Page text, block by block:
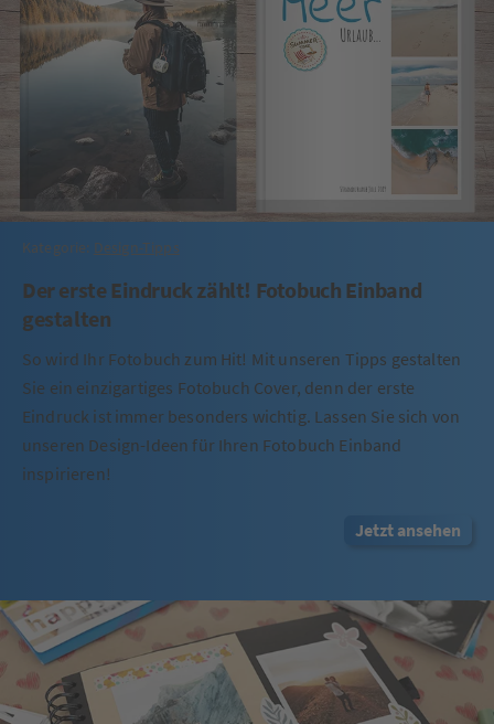
Kategorie: Design-Tipps
Der erste Eindruck zählt! Fotobuch Einband
gestalten
So wird Ihr Fotobuch zum Hit! Mit unseren Tipps gestalten
Sie ein einzigartiges Fotobuch Cover, denn der erste
Eindruck ist immer besonders wichtig. Lassen Sie sich von
unseren Design-Ideen für Ihren Fotobuch Einband
inspirieren!
Jetzt ansehen